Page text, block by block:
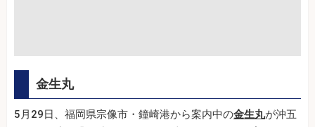
金生丸
5月29日、福岡県宗像市・鐘崎港から案内中の金生丸が沖五